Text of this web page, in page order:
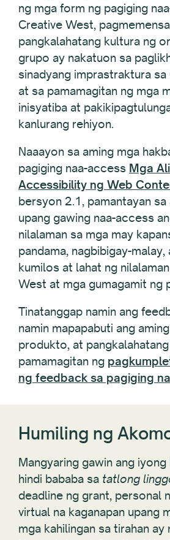
ng mga form ng pagiging
Creative West,
pangkalahatang kultura ng
grupo ay nakatuon sa
sinadyang imprastraktura
at sa pamamagitan ng mga
inisyatiba at
kanlurang rehiyon.
Naaayon sa aming mga
pagiging naa-access Mga
Accessibility ng Web
bersyon 2.1, pamantayan sa
upang gawing naa-access
nilalaman sa mga may
pandama, nagbibigay-
kumilos at lahat ng
West at mga gumagamit ng
Tinatanggap namin ang
namin mapapabuti ang
produkto, at
pamamagitan ng
ng feedback sa pagiging
Humiling ng
Mangyaring gawin ang iyong
hindi bababa sa tatlong
deadline ng grant, personal
virtual na kaganapan upang
mga kahilingan sa tirahan ay